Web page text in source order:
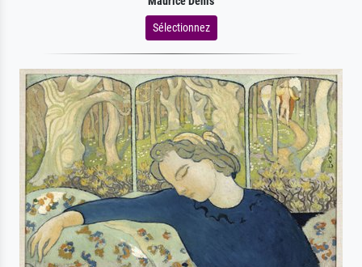
Sélectionnez